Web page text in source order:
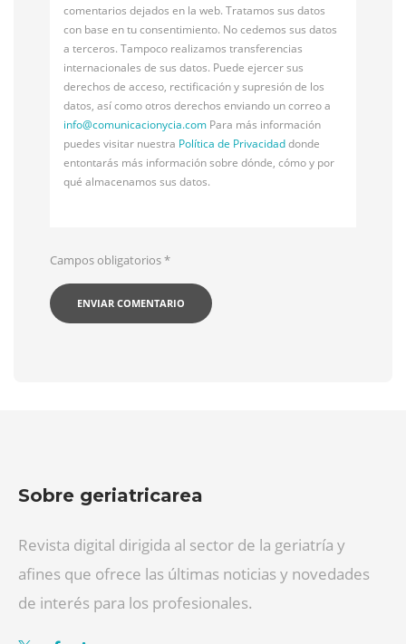
comentarios dejados en la web. Tratamos sus datos
con base en tu consentimiento. No cedemos sus datos
a terceros. Tampoco realizamos transferencias
internacionales de sus datos. Puede ejercer sus
derechos de acceso, rectificación y supresión de los
datos, así como otros derechos enviando un correo a
info@comunicacionycia.com Para más información
puedes visitar nuestra Política de Privacidaddonde
entontarás más información sobre dónde, cómo y por
qué almacenamos sus datos.
Campos obligatorios*
Sobre geriatricarea
Revista digital dirigida al sector de la geriatría y
afines que ofrece las últimas noticias y novedades
de interés para los profesionales.